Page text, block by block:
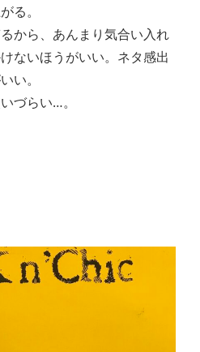
る。
から、あんまり気合い入れ
ないほうがいい。ネタ感出
い。
づらい…。